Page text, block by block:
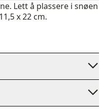
Lett å plassere i snøen
x 22 cm.